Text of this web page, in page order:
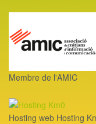
Membre de l'AMIC
Hosting web Hosting